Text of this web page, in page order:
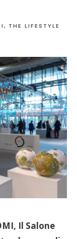
THE LIFESTYLE
Il Salone